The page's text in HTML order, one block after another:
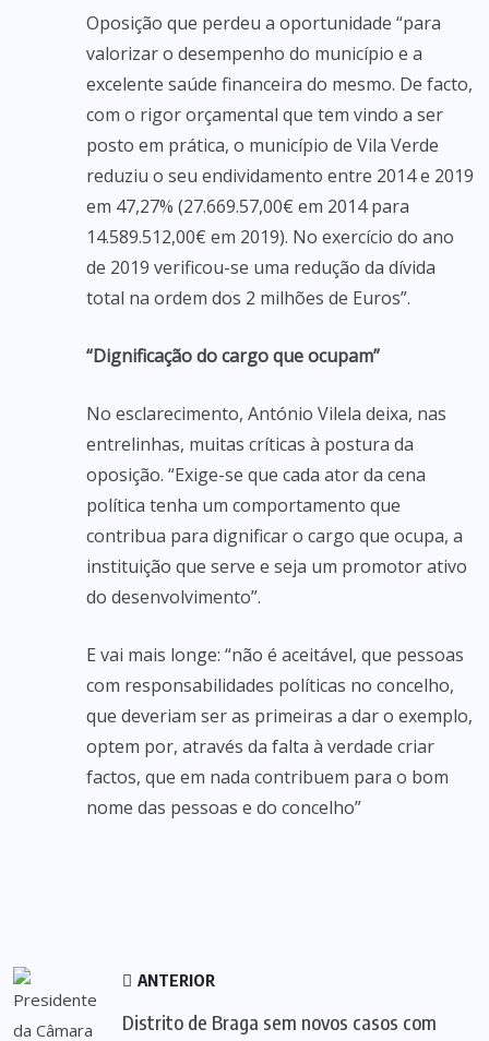
Oposição que perdeu a oportunidade “para
valorizar o desempenho do município e a
excelente saúde financeira do mesmo. De facto,
com o rigor orçamental que tem vindo a ser
posto em prática, o município de Vila Verde
reduziu o seu endividamento entre 2014 e 2019
em 47,27% (27.669.57,00€ em 2014 para
14.589.512,00€ em 2019). No exercício do ano
de 2019 verificou-se uma redução da dívida
total na ordem dos 2 milhões de Euros”.
“Dignificação do cargo que ocupam”
No esclarecimento, António Vilela deixa, nas
entrelinhas, muitas críticas à postura da
oposição. “Exige-se que cada ator da cena
política tenha um comportamento que
contribua para dignificar o cargo que ocupa, a
instituição que serve e seja um promotor ativo
do desenvolvimento”.
E vai mais longe: “não é aceitável, que pessoas
com responsabilidades políticas no concelho,
que deveriam ser as primeiras a dar o exemplo,
optem por, através da falta à verdade criar
factos, que em nada contribuem para o bom
nome das pessoas e do concelho”
ANTERIOR
Distrito de Braga sem novos casos com